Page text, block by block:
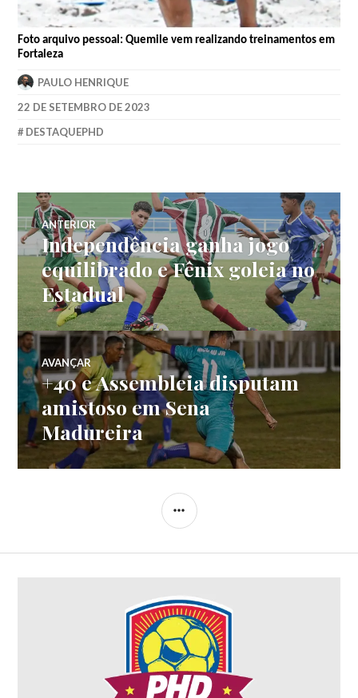
Foto arquivo pessoal: Quemile vem realizando treinamentos em
Fortaleza
PAULO HENRIQUE
22 DE SETEMBRO DE 2023
DESTAQUEPHD
ANTERIOR
Independência ganha jogo
equilibrado e Fênix goleia no
Estadual
AVANÇAR
+40 e Assembleia disputam
amistoso em Sena
Madureira